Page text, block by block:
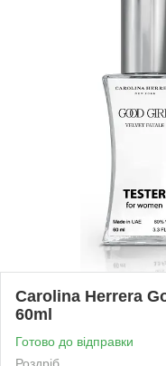
Carolina Herrera
60ml
Готово до відправки
Роздріб